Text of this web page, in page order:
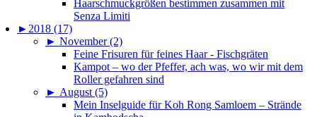
Haarschmuckgrößen bestimmen zusammen mit
Senza Limiti
► 2018 (17)
► November (2)
Feine Frisuren für feines Haar - Fischgräten
Kampot – wo der Pfeffer, ach was, wo wir mit dem
Roller gefahren sind
► August (5)
Mein Inselguide für Koh Rong Samloem – Strände